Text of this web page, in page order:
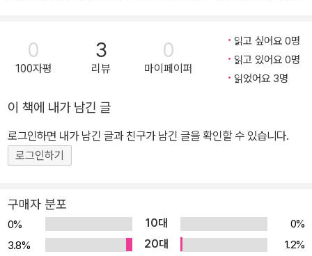
아내를 어떻게 도와야 할지, 아기가 태어나기 전에 무엇을 해야 할지
걱정스럽기는 마찬가지다. <똑똑하고 건강한 첫 임신 출산 육아>는
초보 임산부의 이런 걱정거리를 덜어주고 완전한 임신과 출산, 육아
임신 출산 육아>와 함께라면 첫 임신, 첫 출산, 첫아기 키우기라도 안
심이다. 이 책에는 임신 계획부터 출산 후 회복, 아기 키우기까지의 전
과정이 담겨 있다. 계획임신의 필요성과 방법, 개월 수에 따른 태아와
엄마의 변화와 체크해야 할 것들, 예비 아빠의 역할, 임신 중 영양 관
후 회복, 아기의 성장과 발달, 0~12개월 아기 돌보기, 아기의 건강과
질병 등 예비 엄마와 아빠가 알아야 할 모든 것을 알기 쉽게 설명한다.
그때그때 알려주는 전문의의 조언과 팁, 잘못 알고 있는 오해 풀이 등
0
100자평
3
리뷰
0
마이페이퍼
읽고 싶어요 0명
읽고 있어요 0명
읽었어요 3명
이 책에 내가 남긴 글
로그인하면 내가 남긴 글과 친구가 남긴 글을 확인할 수 있습니다.
로그인하기
구매자 분포
0% 10대
0%
3.8%
20대
1.2%